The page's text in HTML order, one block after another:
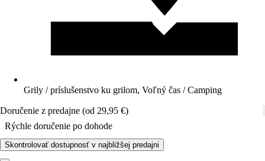
Grily / príslušenstvo ku grilom, Voľný čas / Camping
Doručenie z predajne (od 29,95 €)
Rýchle doručenie po dohode
Skontrolovať dostupnosť v najbližšej predajni